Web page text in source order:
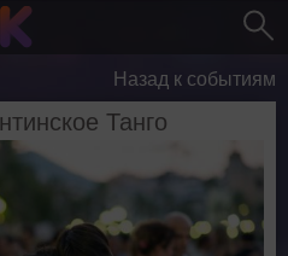
Назад к событиям
Танго